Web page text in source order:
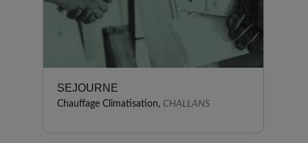
SEJOURNE
Chauffage Climatisation, CHALLANS